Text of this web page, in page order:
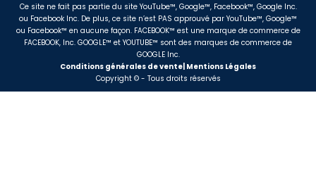
Ce site ne fait pas partie du site YouTube™, Google™, Facebook™, Google Inc.
ou Facebook Inc. De plus, ce site n’est PAS approuvé par YouTube™, Google™
ou Facebook™ en aucune façon. FACEBOOK™ est une marque de commerce de
FACEBOOK, Inc. GOOGLE™ et YOUTUBE™ sont des marques de commerce de
GOOGLE Inc.
Conditions générales de vente| Mentions Légales
Copyright © - Tous droits réservés